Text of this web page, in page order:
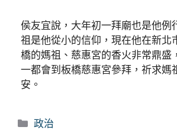
侯友宜說，大年初一拜廟也是他例
祖是他從小的信仰，現在他在新北
橋的媽祖、慈惠宮的香火非常鼎盛
一都會到板橋慈惠宮參拜，祈求媽
安。
分
政治